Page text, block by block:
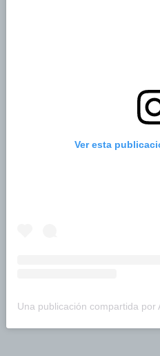
Ver esta